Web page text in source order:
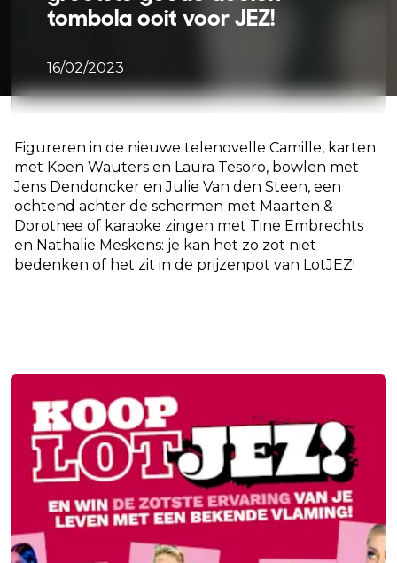
tombola ooit voor JEZ!
16/02/2023
Figureren in de nieuwe telenovelle Camille, karten
met Koen Wauters en Laura Tesoro, bowlen met
Jens Dendoncker en Julie Van den Steen, een
ochtend achter de schermen met Maarten &
Dorothee of karaoke zingen met Tine Embrechts
en Nathalie Meskens: je kan het zo zot niet
bedenken of het zit in de prijzenpot van LotJEZ!